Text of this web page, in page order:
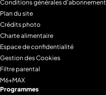
Conditions générales d'abonnement
Plan du site
Crédits photo
Charte alimentaire
Espace de confidentialité
Gestion des Cookies
Filtre parental
M6+MAX
Programmes